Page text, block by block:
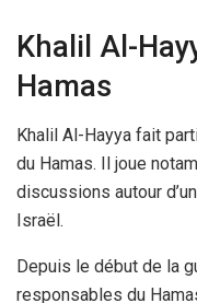
Khalil Al-
Hamas
Khalil Al-Hayya fait
du Hamas. Il joue
discussions autour
Israël.
Depuis le début de la
responsables du